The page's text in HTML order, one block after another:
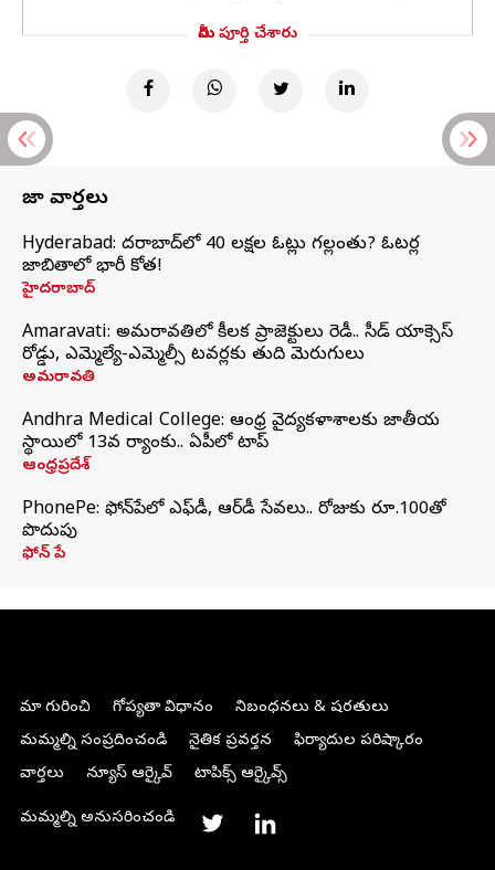
మీరు పూర్తి చేశారు
తాజా వార్తలు
Hyderabad: హైదరాబాద్‌లో 40 లక్షల ఓట్లు గల్లంతు? ఓటర్ల
జాబితాలో భారీ కోత!
హైదరాబాద్
Amaravati: అమరావతిలో కీలక ప్రాజెక్టులు రెడీ.. సీడ్‌ యాక్సెస్‌
రోడ్డు, ఎమ్మెల్యే-ఎమ్మెల్సీ టవర్లకు తుది మెరుగులు
అమరావతి
Andhra Medical College: ఆంధ్ర వైద్యకళాశాలకు జాతీయ
స్థాయిలో 13వ ర్యాంకు.. ఏపీలో టాప్
ఆంధ్రప్రదేశ్
PhonePe: ఫోన్‌పేలో ఎఫ్‌డీ, ఆర్‌డీ సేవలు.. రోజుకు రూ.100తో
పొదుపు
ఫోన్‌ పే
మా గురించి గోప్యతా విధానం
నిబంధనలు & షరతులు
మమ్మల్ని సంప్రదించండి
నైతిక ప్రవర్తన
ఫిర్యాదుల పరిష్కారం
వార్తలు
న్యూస్ ఆర్కైవ్ టాపిక్స్ ఆర్కైవ్స్
మమ్మల్ని అనుసరించండి